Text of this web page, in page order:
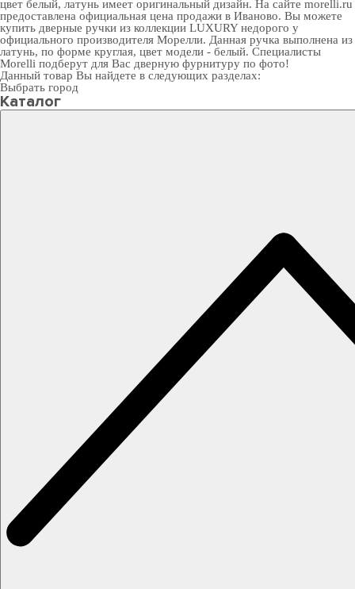
цвет белый, латунь имеет оригинальный дизайн. На сайте morelli.ru
предоставлена официальная цена продажи в Иваново. Вы можете
купить дверные ручки из коллекции LUXURY недорого у
официального производителя Морелли. Данная ручка выполнена из
латунь, по форме круглая, цвет модели - белый. Специалисты
Morelli подберут для Вас дверную фурнитуру по фото!
Данный товар Вы найдете в следующих разделах:
Выбрать город
Каталог